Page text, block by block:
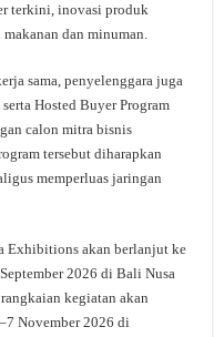
terkini, inovasi produk
dan minuman.
sama, penyelenggara juga
Hosted Buyer Program
calon mitra bisnis
tersebut diharapkan
memperluas jaringan
Exhibitions akan berlanjut ke
2026 di Bali Nusa
kegiatan akan
November 2026 di